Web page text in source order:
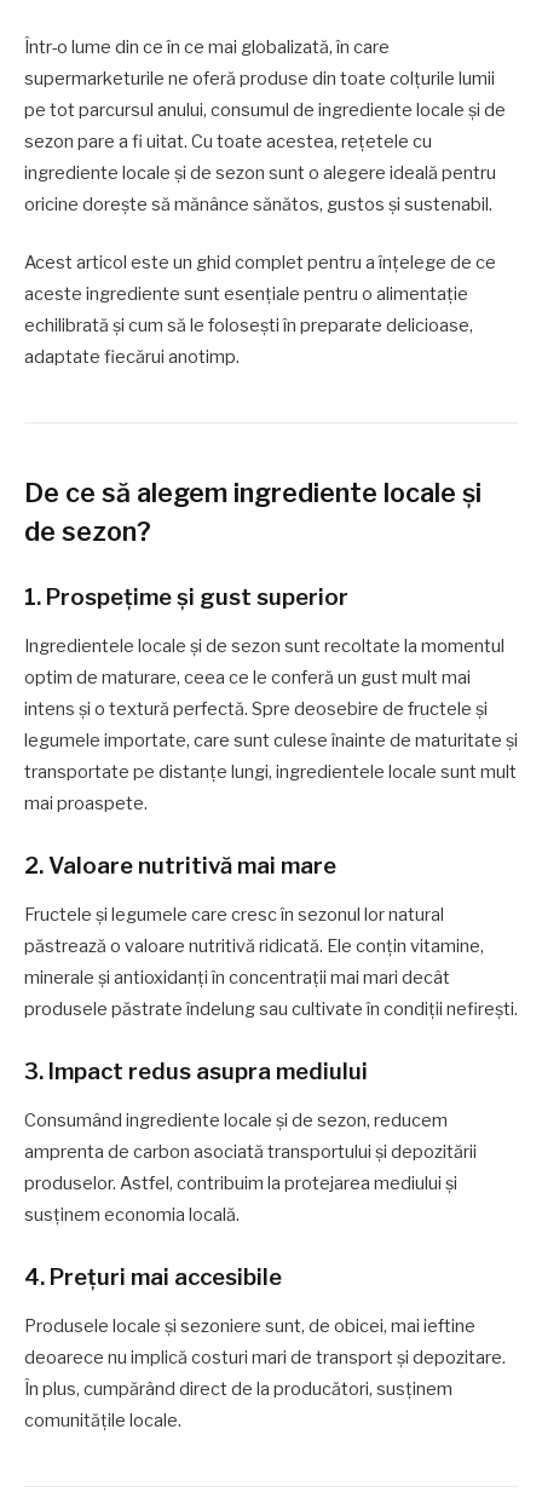
Într-o lume din ce în ce mai globalizată, în care
supermarketurile ne oferă produse din toate colțurile lumii
pe tot parcursul anului, consumul de ingrediente locale și de
sezon pare a fi uitat. Cu toate acestea, rețetele cu
ingrediente locale și de sezon sunt o alegere ideală pentru
oricine dorește să mănânce sănătos, gustos și sustenabil.
Acest articol este un ghid complet pentru a înțelege de ce
aceste ingrediente sunt esențiale pentru o alimentație
echilibrată și cum să le folosești în preparate delicioase,
adaptate fiecărui anotimp.
De ce să alegem ingrediente locale și
de sezon?
1. Prospețime și gust superior
Ingredientele locale și de sezon sunt recoltate la momentul
optim de maturare, ceea ce le conferă un gust mult mai
intens și o textură perfectă. Spre deosebire de fructele și
legumele importate, care sunt culese înainte de maturitate și
transportate pe distanțe lungi, ingredientele locale sunt mult
mai proaspete.
2. Valoare nutritivă mai mare
Fructele și legumele care cresc în sezonul lor natural
păstrează o valoare nutritivă ridicată. Ele conțin vitamine,
minerale și antioxidanți în concentrații mai mari decât
produsele păstrate îndelung sau cultivate în condiții nefirești.
3. Impact redus asupra mediului
Consumând ingrediente locale și de sezon, reducem
amprenta de carbon asociată transportului și depozitării
produselor. Astfel, contribuim la protejarea mediului și
susținem economia locală.
4. Prețuri mai accesibile
Produsele locale și sezoniere sunt, de obicei, mai ieftine
deoarece nu implică costuri mari de transport și depozitare.
În plus, cumpărând direct de la producători, susținem
comunitățile locale.